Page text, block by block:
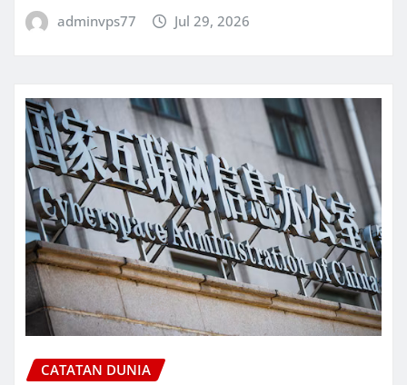
adminvps77 Jul 29, 2026
CATATAN DUNIA